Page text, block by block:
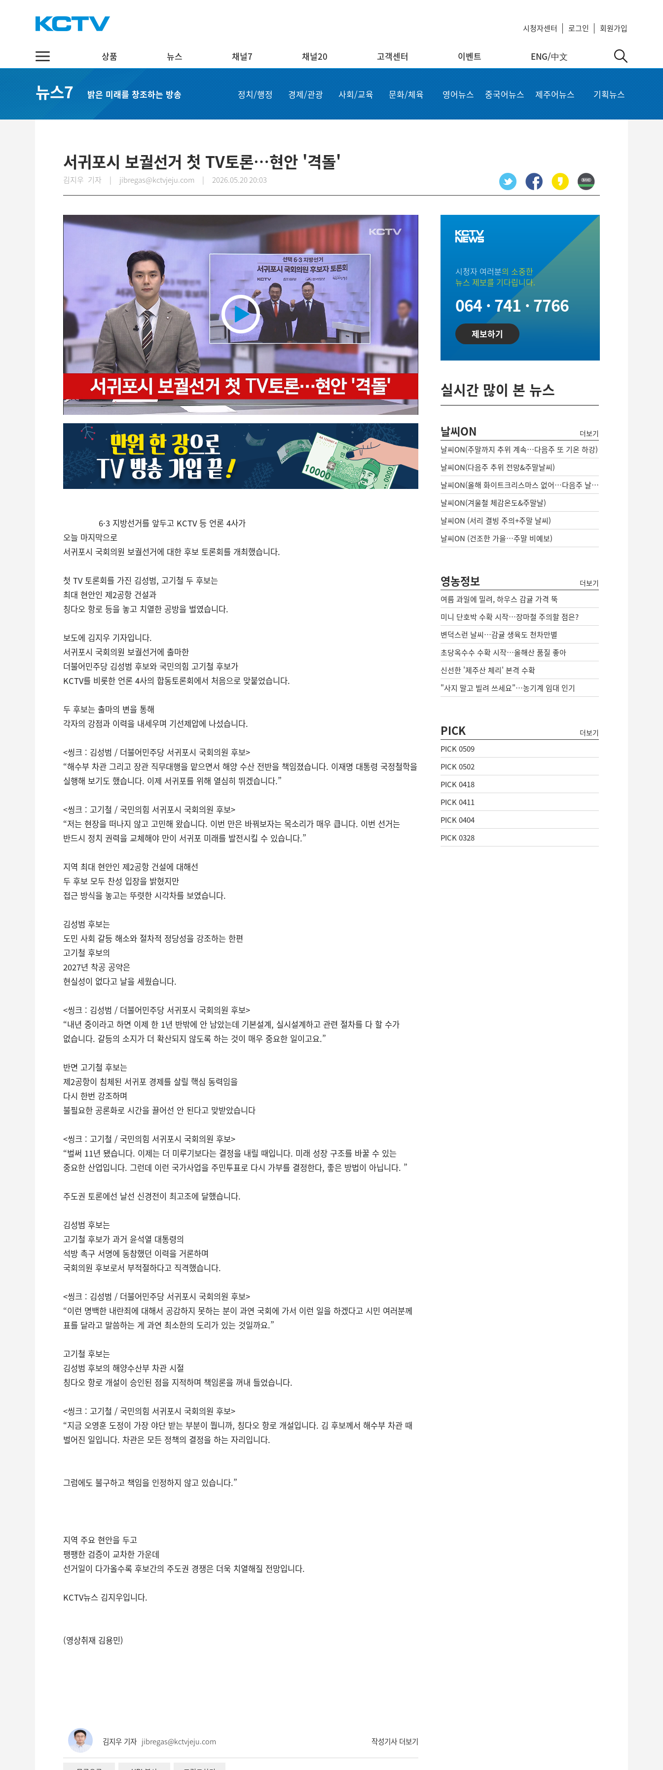
시청자센터 로그인 회원가입
상품 뉴스 채널7 채널20 고객센터 이벤트 ENG/中文
스마트 TV
스마트뷰앱
정치·행정
영어뉴스
중국어뉴스
실시간보기
자주하는 질문
Order now
회원정보 수정
공지사항
뉴스7 밝은 미래를 창조하는 방송 정치/행정 경제/관광 사회/교육 문화/체육 영어뉴스 중국어뉴스 제주어뉴스 기획뉴스
서귀포시 보궐선거 첫 TV토론…현안 '격돌'
김지우 기자 | jibregas@kctvjeju.com | 2026.05.20 20:03
Play
Video
6·3 지방선거를 앞두고 KCTV 등 언론 4사가
오늘 마지막으로
서귀포시 국회의원 보궐선거에 대한 후보 토론회를 개최했습니다.
첫 TV 토론회를 가진 김성범, 고기철 두 후보는
최대 현안인 제2공항 건설과
칭다오 항로 등을 놓고 치열한 공방을 벌였습니다.
보도에 김지우 기자입니다.
서귀포시 국회의원 보궐선거에 출마한
더불어민주당 김성범 후보와 국민의힘 고기철 후보가
KCTV를 비롯한 언론 4사의 합동토론회에서 처음으로 맞붙었습니다.
두 후보는 출마의 변을 통해
각자의 강점과 이력을 내세우며 기선제압에 나섰습니다.
<씽크 : 김성범 / 더불어민주당 서귀포시 국회의원 후보>
“해수부 차관 그리고 장관 직무대행을 맡으면서 해양 수산 전반을 책임졌습니다. 이재명 대통령 국정철학을
실행해 보기도 했습니다. 이제 서귀포를 위해 열심히 뛰겠습니다.”
<씽크 : 고기철 / 국민의힘 서귀포시 국회의원 후보>
“저는 현장을 떠나지 않고 고민해 왔습니다. 이번 만은 바꿔보자는 목소리가 매우 큽니다. 이번 선거는
반드시 정치 권력을 교체해야 만이 서귀포 미래를 발전시킬 수 있습니다.”
지역 최대 현안인 제2공항 건설에 대해선
두 후보 모두 찬성 입장을 밝혔지만
접근 방식을 놓고는 뚜렷한 시각차를 보였습니다.
김성범 후보는
도민 사회 갈등 해소와 절차적 정당성을 강조하는 한편
고기철 후보의
2027년 착공 공약은
현실성이 없다고 날을 세웠습니다.
<씽크 : 김성범 / 더불어민주당 서귀포시 국회의원 후보>
“내년 중이라고 하면 이제 한 1년 반밖에 안 남았는데 기본설계, 실시설계하고 관련 절차를 다 할 수가
없습니다. 갈등의 소지가 더 확산되지 않도록 하는 것이 매우 중요한 일이고요.”
반면 고기철 후보는
제2공항이 침체된 서귀포 경제를 살릴 핵심 동력임을
다시 한번 강조하며
불필요한 공론화로 시간을 끌어선 안 된다고 맞받았습니다
<씽크 : 고기철 / 국민의힘 서귀포시 국회의원 후보>
“벌써 11년 됐습니다. 이제는 더 미루기보다는 결정을 내릴 때입니다. 미래 성장 구조를 바꿀 수 있는
중요한 산업입니다. 그런데 이런 국가사업을 주민투표로 다시 가부를 결정한다, 좋은 방법이 아닙니다. ”
주도권 토론에선 날선 신경전이 최고조에 달했습니다.
김성범 후보는
고기철 후보가 과거 윤석열 대통령의
석방 촉구 서명에 동참했던 이력을 거론하며
국회의원 후보로서 부적절하다고 직격했습니다.
<씽크 : 김성범 / 더불어민주당 서귀포시 국회의원 후보>
“이런 명백한 내란죄에 대해서 공감하지 못하는 분이 과연 국회에 가서 이런 일을 하겠다고 시민 여러분께
표를 달라고 말씀하는 게 과연 최소한의 도리가 있는 것일까요.”
고기철 후보는
김성범 후보의 해양수산부 차관 시절
칭다오 항로 개설이 승인된 점을 지적하며 책임론을 꺼내 들었습니다.
<씽크 : 고기철 / 국민의힘 서귀포시 국회의원 후보>
“지금 오영훈 도정이 가장 야단 받는 부분이 뭡니까, 칭다오 항로 개설입니다. 김 후보께서 해수부 차관 때
벌어진 일입니다. 차관은 모든 정책의 결정을 하는 자리입니다.
그럼에도 불구하고 책임을 인정하지 않고 있습니다.”
지역 주요 현안을 두고
팽팽한 검증이 교차한 가운데
선거일이 다가올수록 후보간의 주도권 경쟁은 더욱 치열해질 전망입니다.
KCTV뉴스 김지우입니다.
(영상취재 김용민)
김지우 기자 jibregas@kctvjeju.com 작성기사 더보기
시청자 여러분의 소중한
뉴스 제보를 기다립니다.
064 · 741 · 7766
제보하기
실시간 많이 본 뉴스
날씨ON 더보기
날씨ON(주말까지 추위 계속…다음주 또 기온 하강)
날씨ON(다음주 추위 전망&주말날씨)
날씨ON(올해 화이트크리스마스 없어…다음주 날씨는?)
날씨ON(겨울철 체감온도&주말날)
날씨ON (서리 결빙 주의+주말 날씨)
날씨ON (건조한 가을…주말 비예보)
영농정보 더보기
여름 과일에 밀려, 하우스 감귤 가격 뚝
미니 단호박 수확 시작…장마철 주의할 점은?
변덕스런 날씨…감귤 생육도 천차만별
초당옥수수 수확 시작…올해산 품질 좋아
신선한 '제주산 체리' 본격 수확
"사지 말고 빌려 쓰세요"…농기계 임대 인기
PICK 더보기
PICK 0509
PICK 0502
PICK 0418
PICK 0411
PICK 0404
PICK 0328